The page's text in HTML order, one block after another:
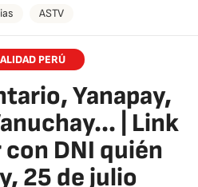
ASTV
PERÚ
Yanapay,
| Link
DNI quién
25 de julio